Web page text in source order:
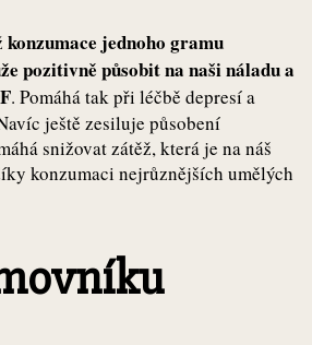
konzumace jednoho gramu
pozitivně působit na naši náladu a
. Pomáhá tak při léčbě depresí a
ještě zesiluje působení
snižovat zátěž, která je na náš
konzumaci nejrůznějších umělých